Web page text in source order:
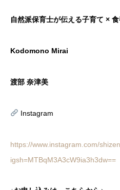
自然派保育士が伝える子育て ×
Kodomono Mirai
渡部 奈津美
Instagram
https://www.instagram.com/
igsh=MTBqM3A3cW9ia3h3dw==